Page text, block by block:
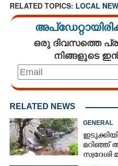
RELATED TOPICS: LOCAL
ഒരു ദിവസത്തെ
നിങ്ങളുടെ
RELATED NEWS
GENERAL
മറിഞ്ഞ്
സ്വദേശി